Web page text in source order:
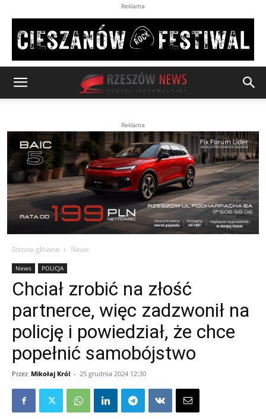
Reklama
Reklama
Strona główna News
News POLICJA
Chciał zrobić na złość
partnerce, więc zadzwonił na
policję i powiedział, że chce
popełnić samobójstwo
Przez Mikołaj Król - 25 grudnia 2024 12:30